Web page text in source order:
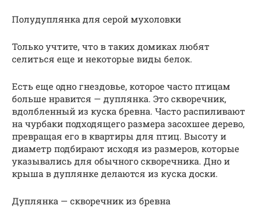
Полудуплянка для серой мухоловки
Только учтите, что в таких домиках любят
селиться еще и некоторые виды белок.
Есть еще одно гнездовье, которое часто птицам
больше нравится — дуплянка. Это скворечник,
вдолбленный из куска бревна. Часто распиливают
на чурбаки подходящего размера засохшее дерево,
превращая его в квартиры для птиц. Высоту и
диаметр подбирают исходя из размеров, которые
указывались для обычного скворечника. Дно и
крыша в дуплянке делаются из куска доски.
Дуплянка — скворечник из бревна